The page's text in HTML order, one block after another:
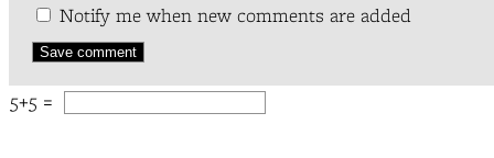
Notify me when new comments are added
5+5 =